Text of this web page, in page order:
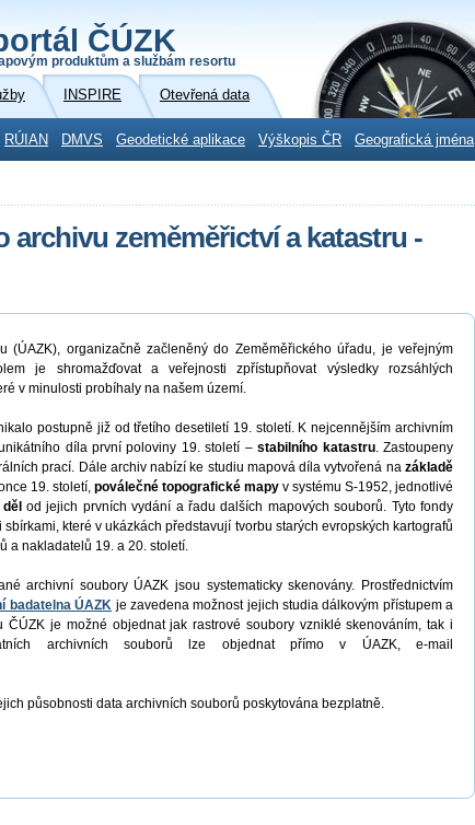
ČÚZK
produktům a službám resortu
INSPIRE Otevřená data
RÚIAN DMVS Geodetické aplikace Výškopis ČR Geografická jména
archivu zeměměřictví a katastru -
(ÚAZK), organizačně začleněný do Zeměměřického úřadu, je veřejným
je shromažďovat a veřejnosti zpřístupňovat výsledky rozsáhlých
v minulosti probíhaly na našem území.
postupně již od třetího desetiletí 19. století. K nejcennějším archivním
díla první poloviny 19. století –stabilního katastru. Zastoupeny
prací. Dále archiv nabízí ke studiu mapová díla vytvořená na základě
19. století, poválečné topografické mapy v systému S-1952, jednotlivé
od jejich prvních vydání a řadu dalších mapových souborů. Tyto fondy
které v ukázkách představují tvorbu starých evropských kartografů
a nakladatelů 19. a 20. století.
archivní soubory ÚAZK jsou systematicky skenovány. Prostřednictvím
badatelna ÚAZK je zavedena možnost jejich studia dálkovým přístupem a
je možné objednat jak rastrové soubory vzniklé skenováním, tak i
archivních souborů lze objednat přímo v ÚAZK, e-mail
působnosti data archivních souborů poskytována bezplatně.